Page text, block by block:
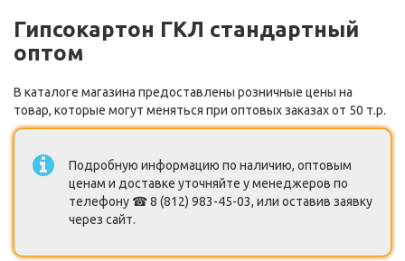
Гипсокартон ГКЛ стандартный
оптом
В каталоге магазина предоставлены розничные цены на
товар, которые могут меняться при оптовых заказах от 50 т.р.
Подробную информацию по наличию, оптовым
ценам и доставке уточняйте у менеджеров по
телефону ☎ 8 (812) 983-45-03, или оставив заявку
через сайт.